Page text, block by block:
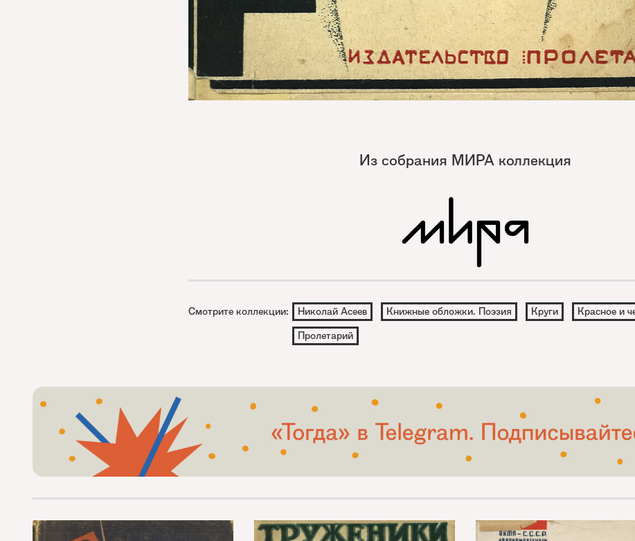
Из собрания МИРА коллекция
Смотрите коллекции: Николай Асеев Книжные обложки. Поэзия Круги
Красное и
Пролетарий